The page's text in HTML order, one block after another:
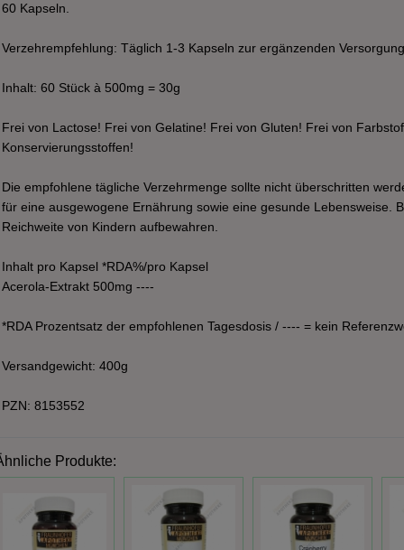
60 Kapseln.
Verzehrempfehlung: Täglich 1-3 Kapseln zur ergänzenden Versorgung
Inhalt: 60 Stück à 500mg = 30g
Frei von Lactose! Frei von Gelatine! Frei von Gluten! Frei von
Konservierungsstoffen!
Die empfohlene tägliche Verzehrmenge sollte nicht überschritten
für eine ausgewogene Ernährung sowie eine gesunde Lebensweise.
Reichweite von Kindern aufbewahren.
Inhalt pro Kapsel *RDA%/pro Kapsel
Acerola-Extrakt 500mg ----
*RDA Prozentsatz der empfohlenen Tagesdosis / ---- = kein
Versandgewicht: 400g
PZN: 8153552
Produkte: